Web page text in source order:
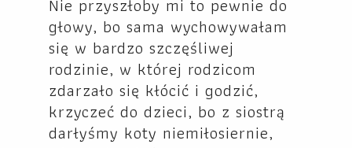
Nie przyszłoby mi to pewnie do
głowy, bo sama wychowywałam
się w bardzo szczęśliwej
rodzinie, w której rodzicom
zdarzało się kłócić i godzić,
krzyczeć do dzieci, bo z siostrą
darłyśmy koty niemiłosiernie,